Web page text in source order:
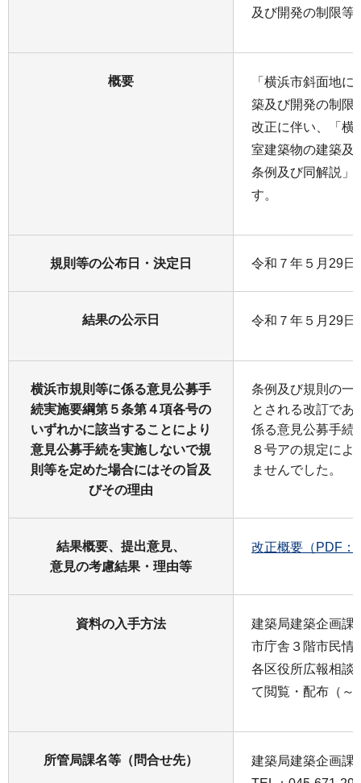
及び開発の制限等
概要
「横浜市斜面地
築及び開発の制限
改正に伴い、「横
室建築物の建築及
条例及び同解説」
す。
規則等の公布日・決定日 令和７年５月29日
結果の公示日 令和７年５月29日
横浜市規則等に係る意見公募手
続実施要綱第５条第４項各号の
いずれかに該当することにより
意見公募手続を実施しないで規
則等を定めた場合にはその旨及
びその理由
条例及び規則の一
とされる改訂であ
係る意見公募手続
８号アの規定によ
ませんでした。
結果概要、提出意見、
意見の考慮結果・理由等
改正概要（PDF：
資料の入手方法
建築局建築企画課
市庁舎３階市民情
各区役所広報相談
て閲覧・配布（～
所管局課名等（問合せ先）
建築局建築企画課